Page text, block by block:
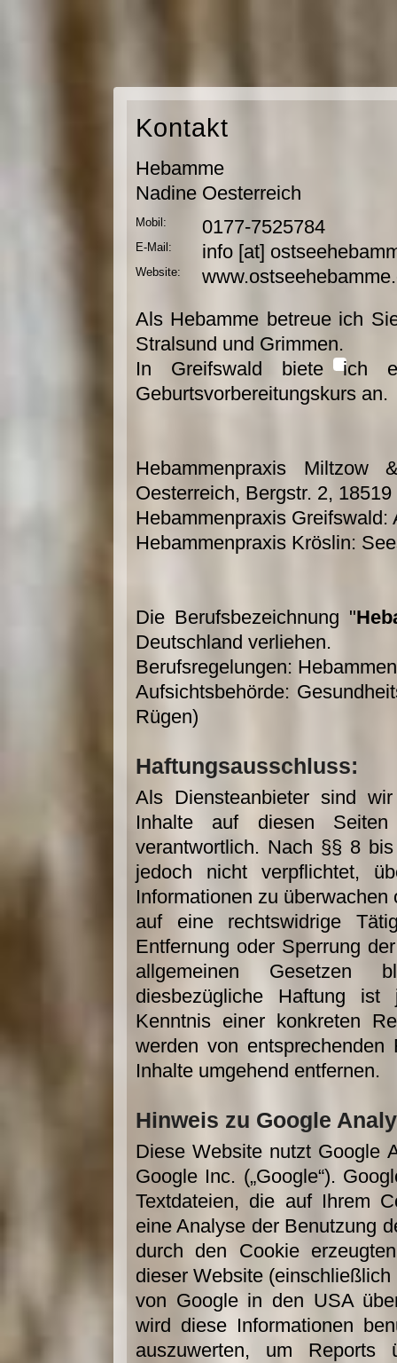
Kontakt
Hebamme
Nadine Oesterreich
Mobil: 0177-7525784
E-Mail: info [at]
Website:
Als Hebamme betreue ich
Stralsund und Grimmen.
In Greifswald biete ich
Geburtsvorbereitungskurs an.
Hebammenpraxis Miltzow
Oesterreich, Bergstr. 2,
Hebammenpraxis
Hebammenpraxis Kröslin:
Die Berufsbezeichnung "
Deutschland verliehen.
Berufsregelungen:
Aufsichtsbehörde:
Rügen)
Haftungsausschluss:
Als Diensteanbieter sind
Inhalte auf diesen
verantwortlich. Nach §§ 8
jedoch nicht verpflichtet,
Informationen zu
auf eine rechtswidrige
Entfernung oder Sperrung
allgemeinen Gesetzen
diesbezügliche Haftung
Kenntnis einer konkreten
werden von entsprechenden
Inhalte umgehend entfernen.
Hinweis zu Google
Diese Website nutzt Google
Google Inc. („Google“).
Textdateien, die auf Ihrem
eine Analyse der Benutzung
durch den Cookie
dieser Website
von Google in den USA
wird diese Informationen
auszuwerten, um Reports